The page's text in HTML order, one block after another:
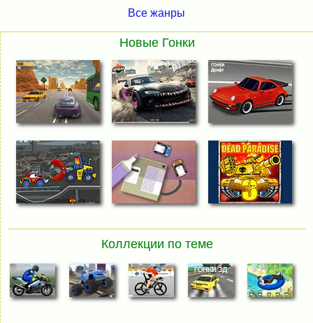
Все жанры
Новые Гонки
Коллекции по теме